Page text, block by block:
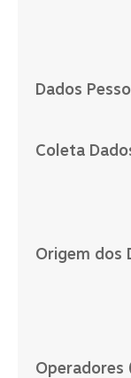
Dados
Coleta
Origem dos
Operadores